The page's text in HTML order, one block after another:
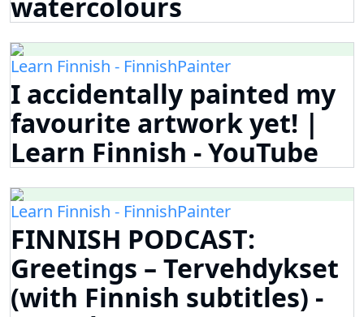
Learn Finnish - FinnishPainter
I accidentally painted my
favourite artwork yet! |
Learn Finnish - YouTube
Learn Finnish - FinnishPainter
FINNISH PODCAST:
Greetings – Tervehdykset
(with Finnish subtitles) -